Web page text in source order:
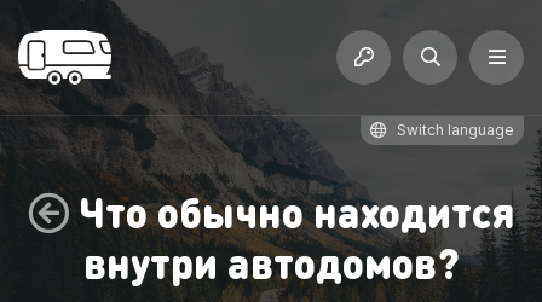
Switch language
Что обычно находится
внутри автодомов?